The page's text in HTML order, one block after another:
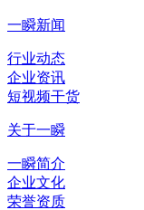
一瞬新闻
行业动态
企业资讯
短视频干货
关于一瞬
一瞬简介
企业文化
荣誉资质